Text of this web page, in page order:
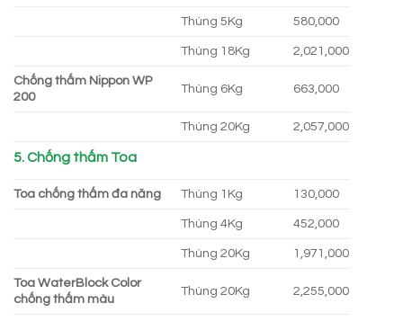
Thùng 5Kg 580,000
Thùng 18Kg 2,021,000
Chống thấm Nippon WP
200
Thùng 6Kg 663,000
Thùng 20Kg 2,057,000
5. Chống thấm Toa
Toa chống thấm đa năng Thùng 1Kg 130,000
Thùng 4Kg 452,000
Thùng 20Kg 1,971,000
Toa WaterBlock Color
chống thấm màu
Thùng 20Kg 2,255,000